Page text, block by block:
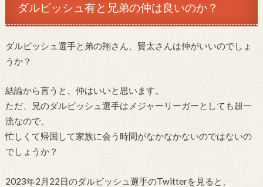
ダルビッシュ有と兄弟の仲は良いのか？
ダルビッシュ選手と弟の翔さん、賢太さんは仲がいいのでしょ
うか？
結論から言うと、仲はいいと思います。
ただ、兄のダルビッシュ選手はメジャーリーガーとしても超一
流なので、
忙しくて帰国して家族に会う時間がなかなかないのではないの
でしょうか？
2023年2月22日のダルビッシュ選手のTwitterを見ると、